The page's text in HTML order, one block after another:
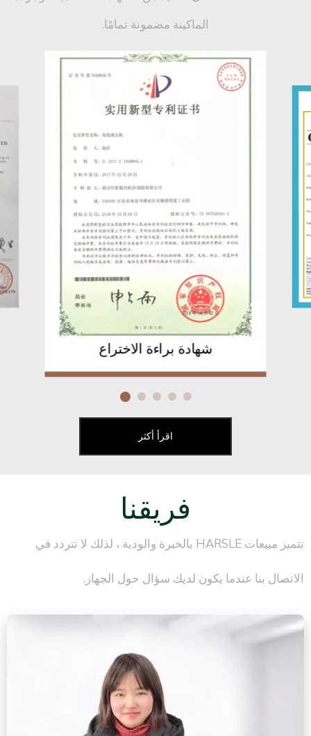
الماكينة مضمونة تمامًا.
شهادة براءة الاختراع
اقرأ أكثر
فريقنا
تتميز مبيعات HARSLE بالخبرة والودية ، لذلك لا تتردد في
الاتصال بنا عندما يكون لديك سؤال حول الجهاز.